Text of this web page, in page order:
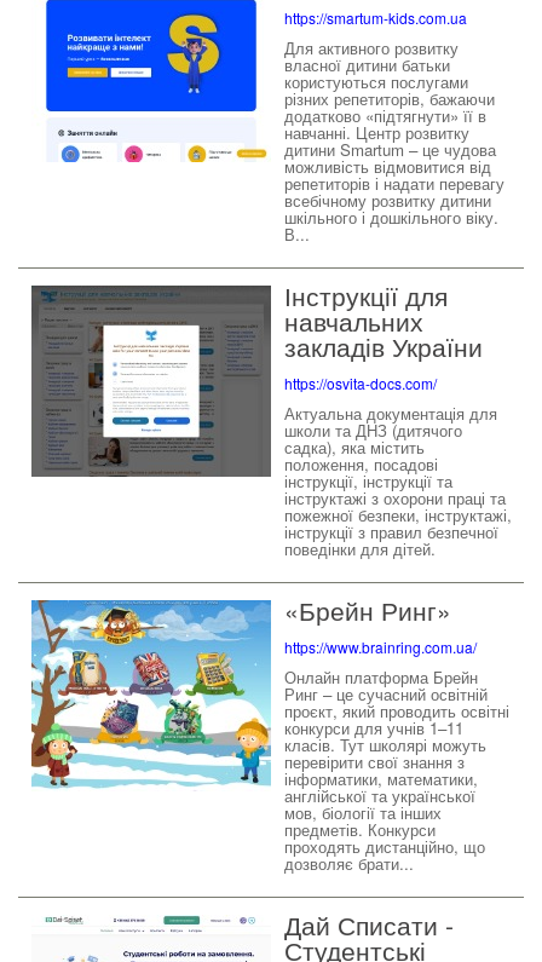
https://smartum-kids.com.ua
Для активного розвитку
власної дитини батьки
користуються послугами
різних репетиторів, бажаючи
додатково «підтягнути» її в
навчанні. Центр розвитку
дитини Smartum – це чудова
можливість відмовитися від
репетиторів і надати перевагу
всебічному розвитку дитини
шкільного і дошкільного віку.
В...
Інструкції для
навчальних
закладів України
https://osvita-docs.com/
Актуальна документація для
школи та ДНЗ (дитячого
садка), яка містить
положення, посадові
інструкції, інструкції та
інструктажі з охорони праці та
пожежної безпеки, інструктажі,
інструкції з правил безпечної
поведінки для дітей.
«Брейн Ринг»
https://www.brainring.com.ua/
Онлайн платформа Брейн
Ринг – це сучасний освітній
проєкт, який проводить освітні
конкурси для учнів 1–11
класів. Тут школярі можуть
перевірити свої знання з
інформатики, математики,
англійської та української
мов, біології та інших
предметів. Конкурси
проходять дистанційно, що
дозволяє брати...
Дай Списати -
Студентські